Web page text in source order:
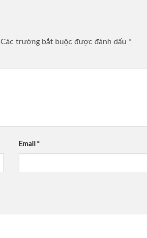
Các trường bắt buộc được đánh dấu *
Email *